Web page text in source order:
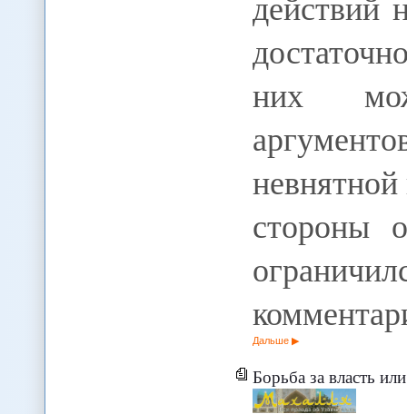
них
стороны
Дальше
Борьба за власть